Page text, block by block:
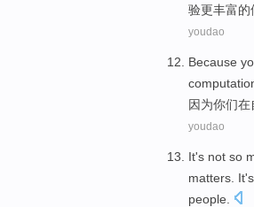
验更丰富的
youdao
Because
因为你们在
youdao
It's not so
matters . It's
people.